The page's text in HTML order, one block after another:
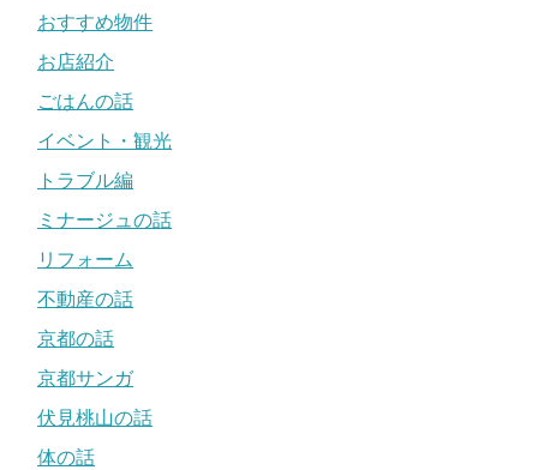
おすすめ物件
お店紹介
ごはんの話
イベント・観光
トラブル編
ミナージュの話
リフォーム
不動産の話
京都の話
京都サンガ
伏見桃山の話
体の話